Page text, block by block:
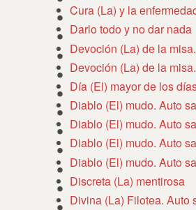
Cura (La) y la
Darlo todo y no dar nada
Devoción (La) de la
Devoción (La) de la
Día (El) mayor de los
Diablo (El) mudo. Auto
Diablo (El) mudo. Auto
Diablo (El) mudo. Auto
Diablo (El) mudo. Auto
Discreta (La) mentirosa
Divina (La) Filotea. Auto